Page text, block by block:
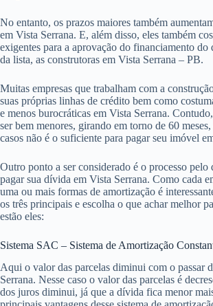
No entanto, os prazos maiores também
em Vista Serrana. E, além disso, eles também
exigentes para a aprovação do financiamento do
da lista, as construtoras em Vista Serrana – PB.
Muitas empresas que trabalham com a
suas próprias linhas de crédito bem como
e menos burocráticas em Vista Serrana.
ser bem menores, girando em torno de 60
casos não é o suficiente para pagar seu imóvel
Outro ponto a ser considerado é o processo pelo
pagar sua dívida em Vista Serrana. Como cada
uma ou mais formas de amortização é
os três principais e escolha o que achar melhor
estão eles:
Sistema SAC – Sistema de Amortização
Aqui o valor das parcelas diminui com o passar
Serrana. Nesse caso o valor das parcelas é
dos juros diminui, já que a dívida fica menor